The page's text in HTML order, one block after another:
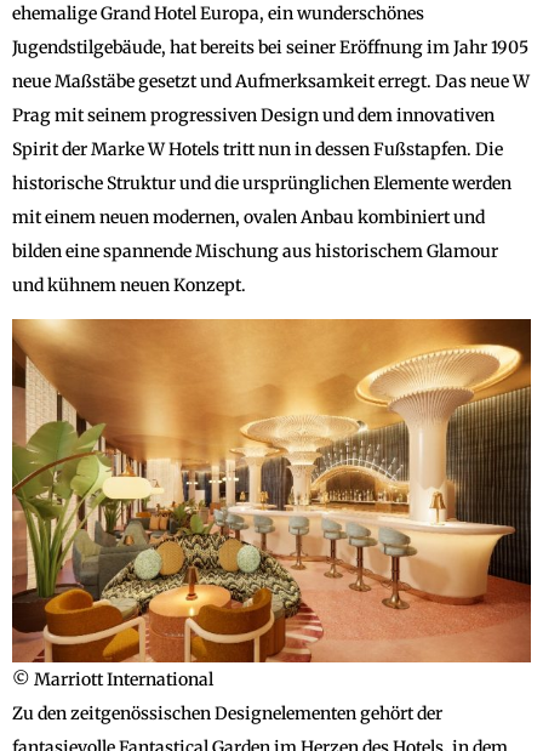
ehemalige Grand Hotel Europa, ein wunderschönes
Jugendstilgebäude, hat bereits bei seiner Eröffnung im Jahr 1905
neue Maßstäbe gesetzt und Aufmerksamkeit erregt. Das neue W
Prag mit seinem progressiven Design und dem innovativen
Spirit der Marke W Hotels tritt nun in dessen Fußstapfen. Die
historische Struktur und die ursprünglichen Elemente werden
mit einem neuen modernen, ovalen Anbau kombiniert und
bilden eine spannende Mischung aus historischem Glamour
und kühnem neuen Konzept.
© Marriott International
Zu den zeitgenössischen Designelementen gehört der